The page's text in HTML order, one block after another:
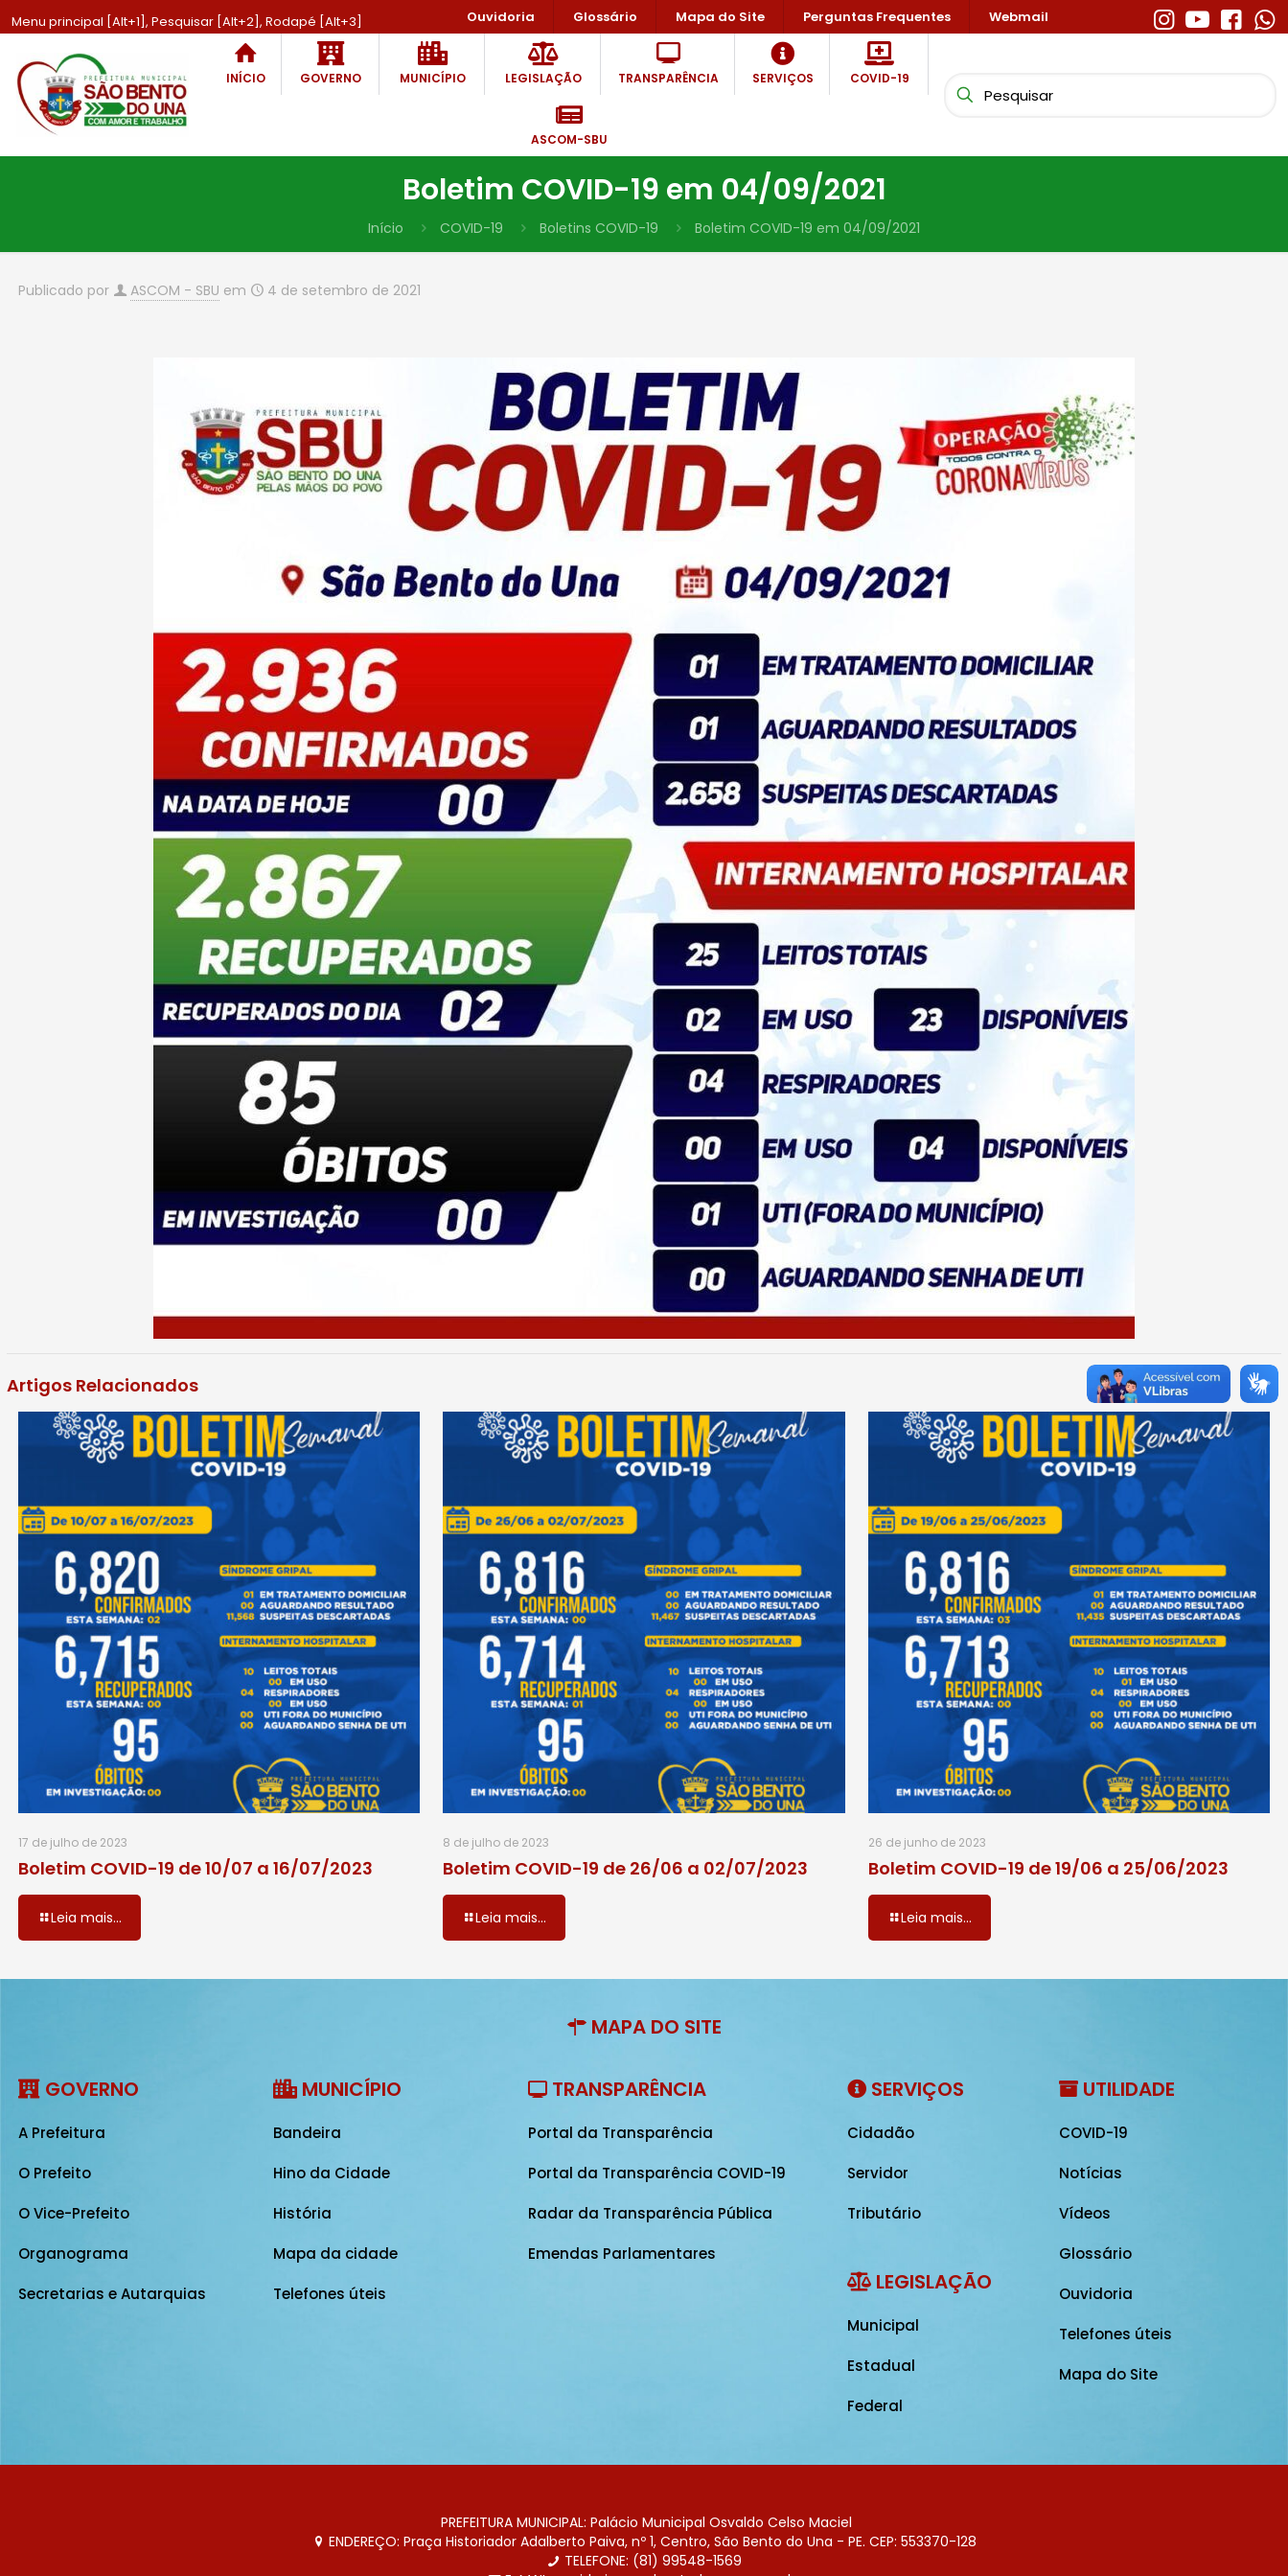
Menu principal [Alt+1], Pesquisar [Alt+2], Rodapé [Alt+3] Ouvidoria Glossário Mapa do Site Perguntas Frequentes Webmail
INÍCIO GOVERNO MUNICÍPIO LEGISLAÇÃO TRANSPARÊNCIA SERVIÇOS COVID-19
ASCOM-SBU
Boletim COVID-19 em 04/09/2021
Início COVID-19 Boletins COVID-19 Boletim COVID-19 em 04/09/2021
Publicado por ASCOM - SBU em 4 de setembro de 2021
Artigos Relacionados
17 de julho de 2023
Boletim COVID-19 de 10/07 a 16/07/2023
Leia mais...
8 de julho de 2023
Boletim COVID-19 de 26/06 a 02/07/2023
Leia mais...
26 de junho de 2023
Boletim COVID-19 de 19/06 a 25/06/2023
Leia mais...
MAPA DO SITE
GOVERNO
A Prefeitura
O Prefeito
O Vice-Prefeito
Organograma
Secretarias e Autarquias
MUNICÍPIO
Bandeira
Hino da Cidade
História
Mapa da cidade
Telefones úteis
TRANSPARÊNCIA
Portal da Transparência
Portal da Transparência COVID-19
Radar da Transparência Pública
Emendas Parlamentares
SERVIÇOS
Cidadão
Servidor
Tributário
LEGISLAÇÃO
Municipal
Estadual
Federal
UTILIDADE
COVID-19
Notícias
Vídeos
Glossário
Ouvidoria
Telefones úteis
Mapa do Site
PREFEITURA MUNICIPAL: Palácio Municipal Osvaldo Celso Maciel
ENDEREÇO: Praça Historiador Adalberto Paiva, nº 1, Centro, São Bento do Una - PE. CEP: 553370-128
TELEFONE: (81) 99548-1569